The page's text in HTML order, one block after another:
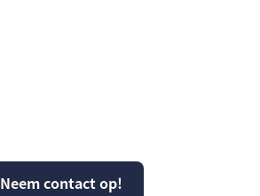
Neem contact op!